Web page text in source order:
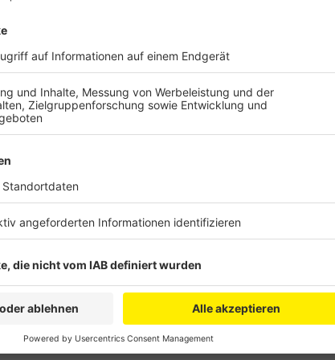
Die Anschlussstelle Köln-Niehl ist gesperrt und damit die
Dortmund. Dort wird die Baustelle umgebaut. Gesperrt ist
Industriestraße in Richtung Chorweiler, heißt es vom
Umleitungen sind ausgeschildert.
Anzeige